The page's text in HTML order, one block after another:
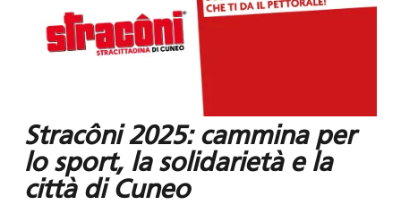
Stracôni 2025: cammina per
lo sport, la solidarietà e la
città di Cuneo